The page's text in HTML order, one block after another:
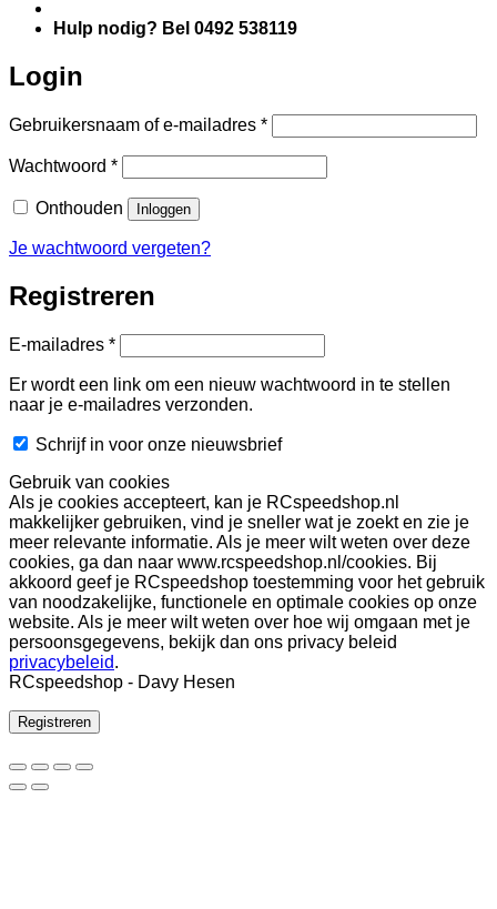
Hulp nodig? Bel 0492 538119
Login
Gebruikersnaam of e-mailadres *Vereist
Wachtwoord *Vereist
Onthouden Inloggen
Je wachtwoord vergeten?
Registreren
E-mailadres *Vereist
Er wordt een link om een nieuw wachtwoord in te stellen
naar je e-mailadres verzonden.
Schrijf in voor onze nieuwsbrief
Gebruik van cookies
Als je cookies accepteert, kan je RCspeedshop.nl
makkelijker gebruiken, vind je sneller wat je zoekt en zie je
meer relevante informatie. Als je meer wilt weten over deze
cookies, ga dan naar www.rcspeedshop.nl/cookies. Bij
akkoord geef je RCspeedshop toestemming voor het gebruik
van noodzakelijke, functionele en optimale cookies op onze
website. Als je meer wilt weten over hoe wij omgaan met je
persoonsgegevens, bekijk dan ons privacy beleid
privacybeleid.
RCspeedshop - Davy Hesen
Registreren